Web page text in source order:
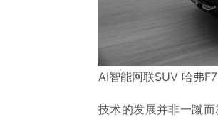
AI智能网联SUV 哈弗F7
技术的发展并非一蹴